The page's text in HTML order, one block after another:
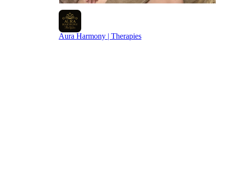
Aura Harmony | Therapies